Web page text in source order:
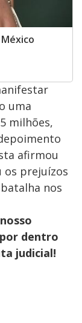
uma
milhões,
afirmou
os prejuízos
nos
dentro
judicial!